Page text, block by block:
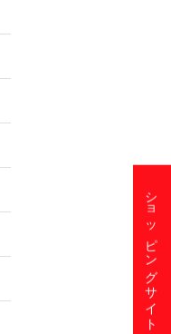
ショッピングサイト